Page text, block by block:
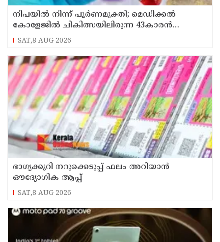
നിപയിൽ നിന്ന് പൂർണമുക്തി; മെഡിക്കൽ
കോളേജിൽ ചികിത്സയിലിരുന്ന 43കാരൻ
വീട്ടിലേക്ക് മടങ്ങി
SAT,8 AUG 2026
ഭാഗ്യക്കുറി നറുക്കെടുപ്പ് ഫലം അറിയാൻ
ഔദ്യോഗിക ആപ്പ്
SAT,8 AUG 2026